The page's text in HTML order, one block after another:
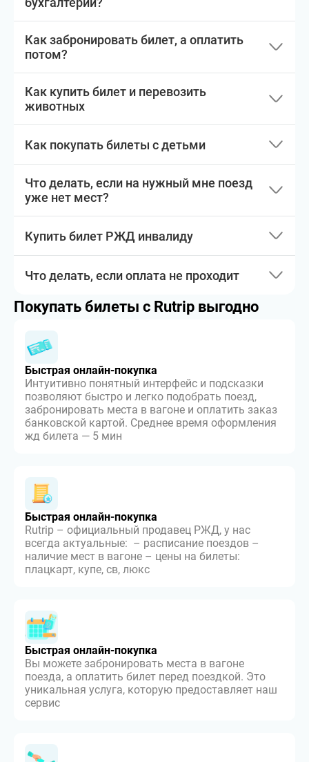
Как забронировать билет, а оплатить
потом?
Как купить билет и перевозить
животных
Как покупать билеты с детьми
Что делать, если на нужный мне поезд
уже нет мест?
Купить билет РЖД инвалиду
Что делать, если оплата не проходит
Покупать билеты с Rutrip выгодно
Быстрая онлайн-покупка
Интуитивно понятный интерфейс и подсказки
позволяют быстро и легко подобрать поезд,
забронировать места в вагоне и оплатить заказ
банковской картой. Среднее время оформления
жд билета — 5 мин
Быстрая онлайн-покупка
Rutrip – официальный продавец РЖД, у нас
всегда актуальные: – расписание поездов –
наличие мест в вагоне – цены на билеты:
плацкарт, купе, св, люкс
Быстрая онлайн-покупка
Вы можете забронировать места в вагоне
поезда, а оплатить билет перед поездкой. Это
уникальная услуга, которую предоставляет наш
сервис